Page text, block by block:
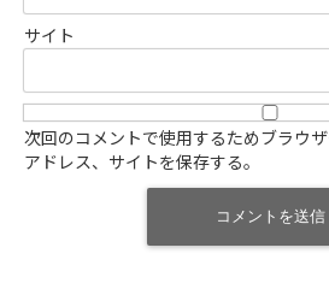
サイト
次回のコメントで使用するためブラウ
アドレス、サイトを保存する。